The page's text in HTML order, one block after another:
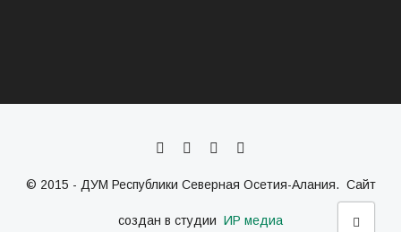
© 2015 - ДУМ Республики Северная Осетия-Алания. Сайт
создан в студии ИР медиа